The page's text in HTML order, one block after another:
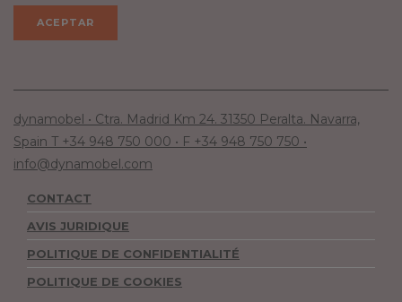
dynamobel • Ctra. Madrid Km 24. 31350 Peralta. Navarra,
Spain T +34 948 750 000 • F +34 948 750 750 •
info@dynamobel.com
CONTACT
AVIS JURIDIQUE
POLITIQUE DE CONFIDENTIALITÉ
POLITIQUE DE COOKIES